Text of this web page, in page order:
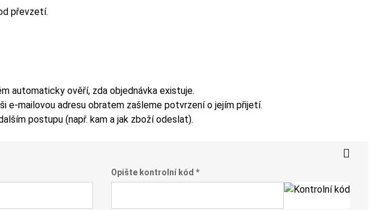
převzetí.
automaticky ověří, zda objednávka existuje.
e-mailovou adresu obratem zašleme potvrzení o jejím přijetí.
postupu (např. kam a jak zboží odeslat).
Opište kontrolní kód *